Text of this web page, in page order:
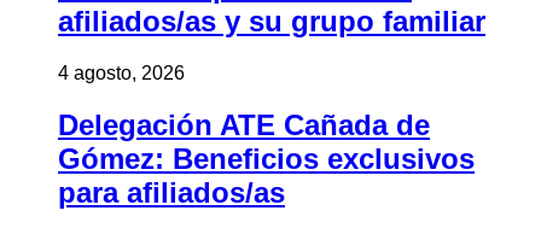
afiliados/as y su grupo familiar
4 agosto, 2026
Delegación ATE Cañada de
Gómez: Beneficios exclusivos
para afiliados/as